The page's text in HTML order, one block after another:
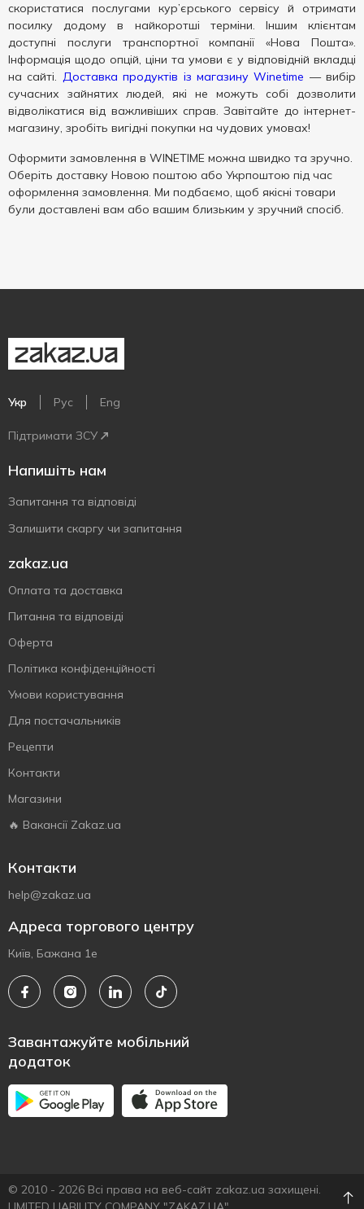
скористатися послугами кур’єрського сервісу й отримати
посилку додому в найкоротші терміни. Іншим клієнтам
доступні послуги транспортної компанії «Нова Пошта».
Інформація щодо опцій, ціни та умови є у відповідній вкладці
на сайті. Доставка продуктів із магазину Winetime — вибір
сучасних зайнятих людей, які не можуть собі дозволити
відволікатися від важливіших справ. Завітайте до інтернет-
магазину, зробіть вигідні покупки на чудових умовах!
Оформити замовлення в WINETIME можна швидко та зручно.
Оберіть доставку Новою поштою або Укрпоштою під час
оформлення замовлення. Ми подбаємо, щоб якісні товари
були доставлені вам або вашим близьким у зручний спосіб.
Укр Рус Eng
Підтримати ЗСУ
Напишіть нам
Запитання та відповіді
Залишити скаргу чи запитання
zakaz.ua
Оплата та доставка
Питання та відповіді
Оферта
Політика конфіденційності
Умови користування
Для постачальників
Рецепти
Контакти
Магазини
🔥 Вакансії Zakaz.ua
Контакти
help@zakaz.ua
Адреса торгового центру
Київ, Бажана 1е
Завантажуйте мобільний
додаток
© 2010 - 2026 Всі права на веб-сайт zakaz.ua захищені.